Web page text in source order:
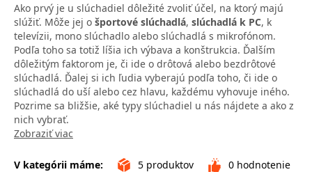
Ako prvý je u slúchadiel dôležité zvoliť účel, na ktorý majú
slúžiť. Môže jej o športové slúchadlá, slúchadlá k PC, k
televízii, mono slúchadlo alebo slúchadlá s mikrofónom.
Podľa toho sa totiž líšia ich výbava a konštrukcia. Ďalším
dôležitým faktorom je, či ide o drôtová alebo bezdrôtové
slúchadlá. Ďalej si ich ľudia vyberajú podľa toho, či ide o
slúchadlá do uší alebo cez hlavu, každému vyhovuje iného.
Pozrime sa bližšie, aké typy slúchadiel u nás nájdete a ako z
nich vybrať.
Zobraziť viac
V kategórii máme: 5 produktov 0 hodnotenie